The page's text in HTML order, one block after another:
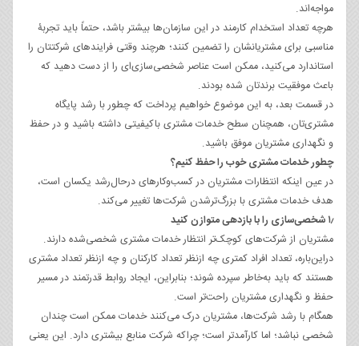
مواجه‌اند.
هرچه تعداد استخدام کارمند در این سازمان‌ها بیشتر باشد، حتماً باید تجربۀ
مناسبی برای مشتریانشان را تضمین کنند؛ هرچند وقتی فرایندهای شرکتتان را
استاندارد می‌کنید، ممکن است عناصر شخصی‌سازی‌ای را از دست دهید که
باعث موفقیت برندتان شده بودند.
در قسمت بعد، به این موضوع خواهیم پرداخت که چطور با رشد پایگاه
مشتری‌تان، همچنان سطح خدمات مشتری باکیفیتی داشته باشید و در حفظ
و نگهداری مشتریان موفق باشید.
چطور خدمات مشتری خوب را حفظ کنیم؟
در عین اینکه انتظارات مشتریان در کسب‌وکارهای در‌حال‌رشد یکسان است،
هدف خدمات مشتری با بزرگ‌ترشدن شرکت‌ها تغییر می‌کند.
۱٫ شخصی‌سازی را با بازدهی متوازن کنید
مشتریان از شرکت‌های کوچک‌تر انتظار خدمات مشتری شخصی‌شده دارند.
در‌این‌‌باره، تعداد افراد کمتری چه ازنظر تعداد کارکنان و چه ازنظر تعداد مشتری
هستند که باید به‌خاطر سپرده شوند؛ بنابراین، ایجاد روابط قدرتمند در مسیر
حفظ و نگهداری مشتریان راحت‌تر است.
همگام با رشد شرکت‌ها، مشتریان درک می‌کنند خدمات ممکن است چندان
شخصی نباشد؛ اما کارآمدتر است؛ چراکه شرکت منابع بیشتری دارد. این یعنی